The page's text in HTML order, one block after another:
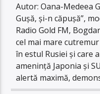
Autor: Oana-Medeea
Gușă, și-n căpușă”,
Radio Gold FM,
cel mai mare
în estul Rusiei și care
amenință Japonia și
alertă maximă,